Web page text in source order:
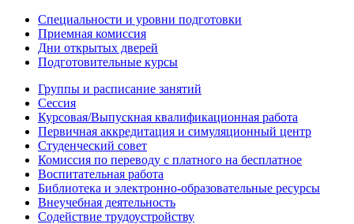
Специальности и уровни подготовки
Приемная комиссия
Дни открытых дверей
Подготовительные курсы
Группы и расписание занятий
Сессия
Курсовая/Выпускная квалификационная работа
Первичная аккредитация и симуляционный центр
Студенческий совет
Комиссия по переводу с платного на бесплатное
Воспитательная работа
Библиотека и электронно-образовательные ресурсы
Внеучебная деятельность
Содействие трудоустройству